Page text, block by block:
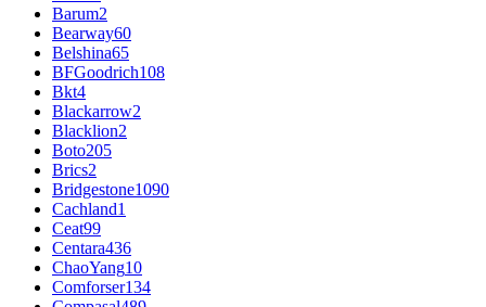
Barum2
Bearway60
Belshina65
BFGoodrich108
Bkt4
Blackarrow2
Blacklion2
Boto205
Brics2
Bridgestone1090
Cachland1
Ceat99
Centara436
ChaoYang10
Comforser134